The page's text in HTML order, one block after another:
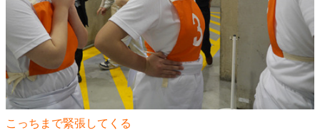
こっちまで緊張してくる